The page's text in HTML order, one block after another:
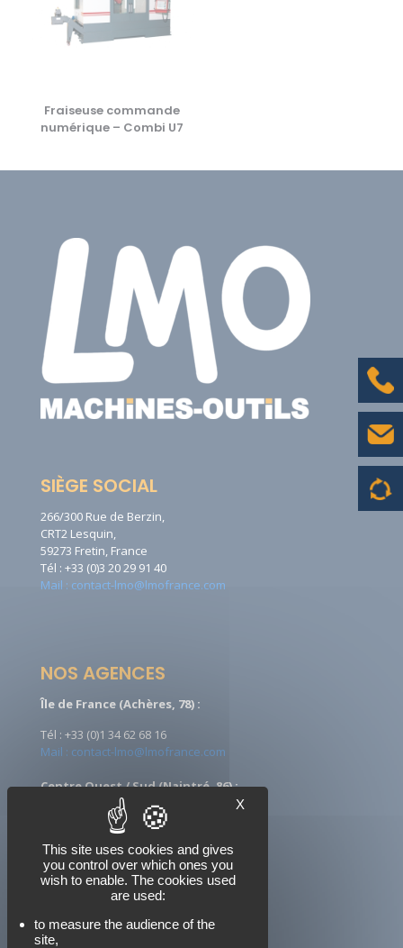
Fraiseuse commande
numérique – Combi U7
SIÈGE SOCIAL
266/300 Rue de Berzin,
CRT2 Lesquin,
59273 Fretin, France
Tél : +33 (0)3 20 29 91 40
Mail : contact-lmo@lmofrance.com
NOS AGENCES
Île de France (Achères, 78) :
Tél : +33 (0)1 34 62 68 16
Mail : contact-lmo@lmofrance.com
Centre Ouest / Sud (Naintré, 86) :
Tél : +33 (0)5 49 90 08 09
Mail : ccontact-lmo@lmofrance.com
NOUS SUIVRE
X
This site uses cookies and gives
you control over which ones you
wish to enable. The cookies used
are used:
to measure the audience of the
site,